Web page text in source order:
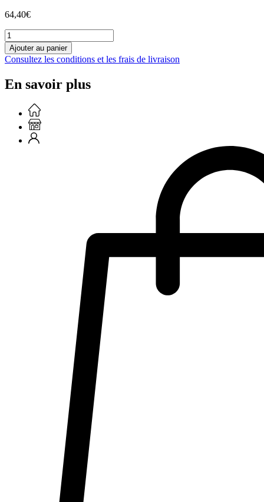
64,40€
quantité
de
Champagne
Brut
Magnum
Ajouter au panier
Consultez les conditions et les frais de livraison
En savoir plus